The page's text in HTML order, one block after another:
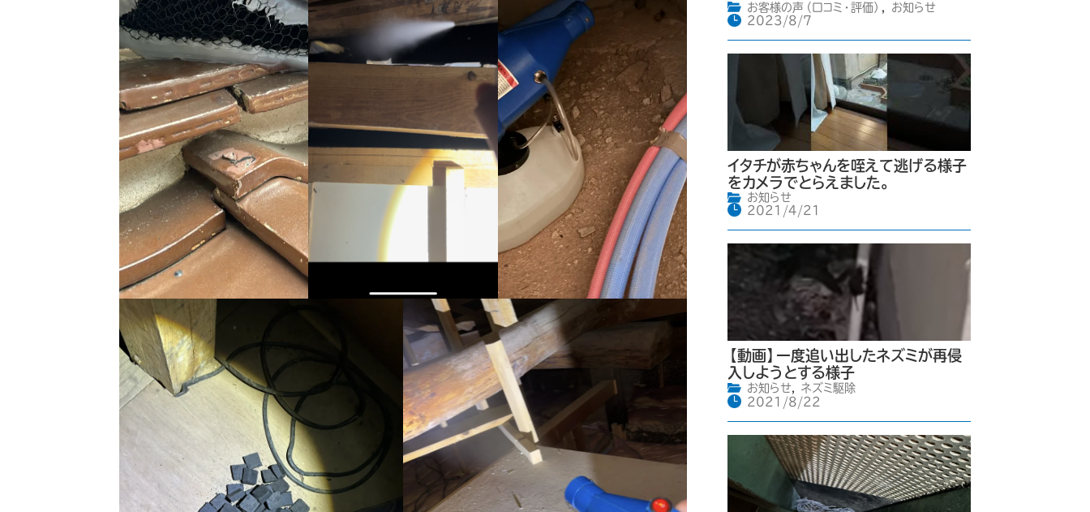
お客様の声（口コミ・評価）
お知らせ
2023/8/7
イタチが赤ちゃんを咥えて逃げる様子
をカメラでとらえました。
お知らせ
2021/4/21
【動画】一度追い出したネズミが再侵
入しようとする様子
お知らせ,
ネズミ駆除
2021/8/22